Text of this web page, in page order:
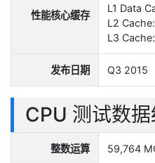
性能核心缓存
L1 Data
L2
L3
发布日期 Q3 2015
CPU 测试数
整数运算 59,764